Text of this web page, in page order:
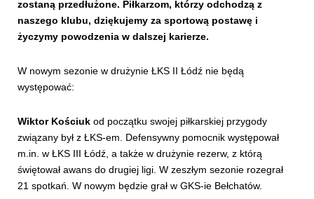
SKLEP
zostaną przedłużone. Piłkarzom, którzy odchodzą z
naszego klubu, dziękujemy za sportową postawę i
życzymy powodzenia w dalszej karierze.
W nowym sezonie w drużynie ŁKS II Łódź nie będą
występować:
Wiktor Kościuk od początku swojej piłkarskiej przygody
związany był z ŁKS-em. Defensywny pomocnik występował
m.in. w ŁKS III Łódź, a także w drużynie rezerw, z którą
świętował awans do drugiej ligi. W zeszłym sezonie rozegrał
21 spotkań. W nowym będzie grał w GKS-ie Bełchatów.